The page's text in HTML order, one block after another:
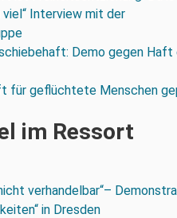
Interview mit der
Demo gegen Haft
für geflüchtete Menschen
im Ressort
verhandelbar“–
in Dresden